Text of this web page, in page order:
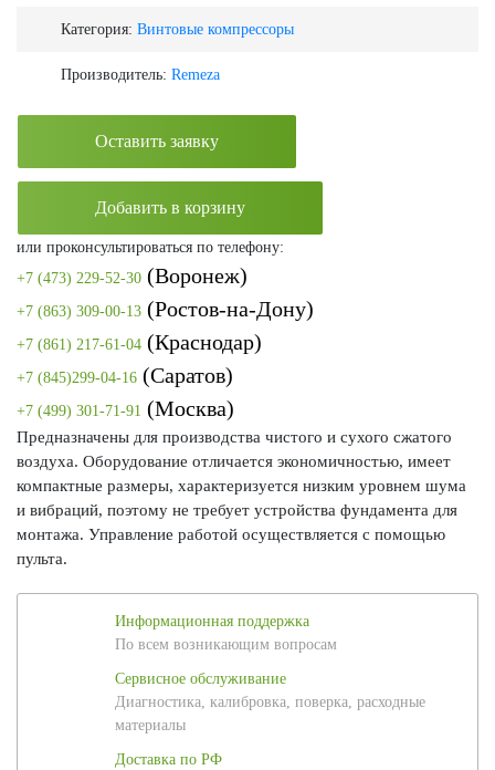
Категория: Винтовые компрессоры
Производитель: Remeza
Оставить заявку
Добавить в корзину
или проконсультироваться по телефону:
+7 (473) 229-52-30 (Воронеж)
+7 (863) 309-00-13 (Ростов-на-Дону)
+7 (861) 217-61-04 (Краснодар)
+7 (845)299-04-16 (Саратов)
+7 (499) 301-71-91 (Москва)
Предназначены для производства чистого и сухого сжатого
воздуха. Оборудование отличается экономичностью, имеет
компактные размеры, характеризуется низким уровнем шума
и вибраций, поэтому не требует устройства фундамента для
монтажа. Управление работой осуществляется с помощью
пульта.
Информационная поддержка
По всем возникающим вопросам
Сервисное обслуживание
Диагностика, калибровка, поверка, расходные
материалы
Доставка по РФ